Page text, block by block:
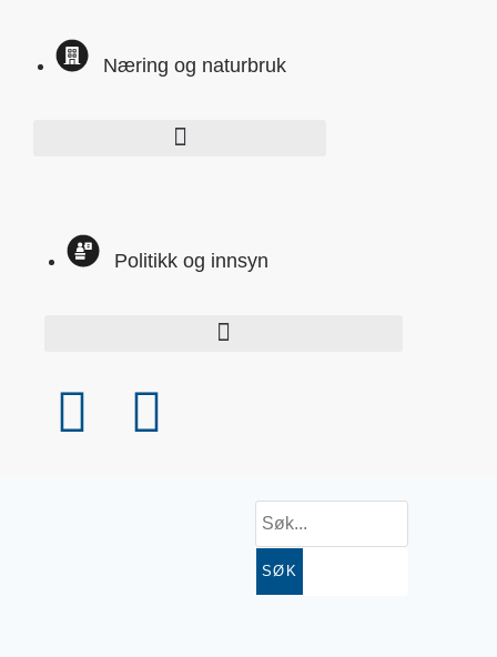
Næring og naturbruk
Politikk og innsyn
SØK